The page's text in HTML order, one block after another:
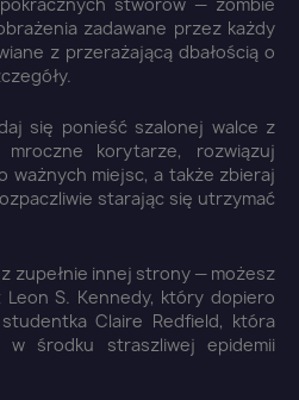
zadawane przez każdy
z przerażającą dbałością o
się ponieść szalonej walce z
mroczne korytarze, rozwiązuj
ważnych miejsc, a także zbieraj
starając się utrzymać
zupełnie innej strony — możesz
S. Kennedy, który dopiero
Claire Redfield, która
środku straszliwej epidemii
to save products in your
Zaloguj się